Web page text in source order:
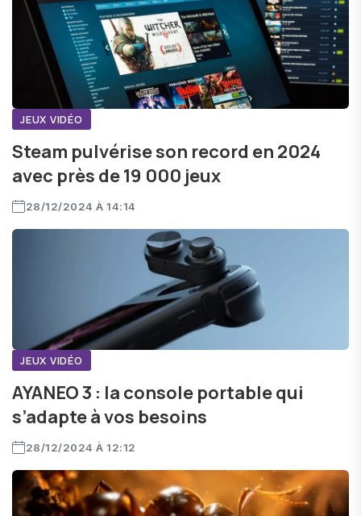
JEUX VIDÉO
Steam pulvérise son record en 2024
avec près de 19 000 jeux
28/12/2024 À 14:14
JEUX VIDÉO
AYANEO 3 : la console portable qui
s’adapte à vos besoins
28/12/2024 À 12:12